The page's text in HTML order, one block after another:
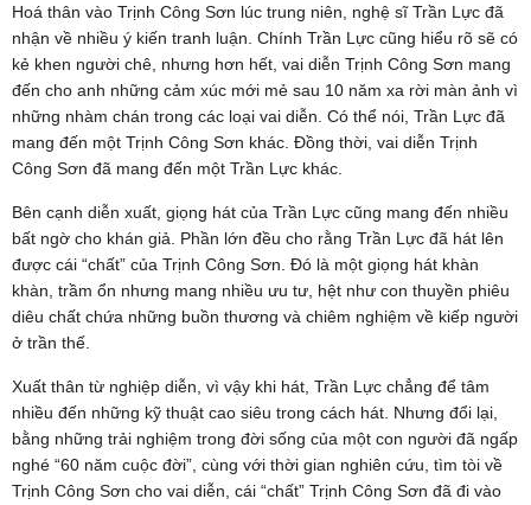
Hoá thân vào Trịnh Công Sơn lúc trung niên, nghệ sĩ Trần Lực đã
nhận về nhiều ý kiến tranh luận. Chính Trần Lực cũng hiểu rõ sẽ có
kẻ khen người chê, nhưng hơn hết, vai diễn Trịnh Công Sơn mang
đến cho anh những cảm xúc mới mẻ sau 10 năm xa rời màn ảnh vì
những nhàm chán trong các loại vai diễn. Có thể nói, Trần Lực đã
mang đến một Trịnh Công Sơn khác. Đồng thời, vai diễn Trịnh
Công Sơn đã mang đến một Trần Lực khác.
Bên cạnh diễn xuất, giọng hát của Trần Lực cũng mang đến nhiều
bất ngờ cho khán giả. Phần lớn đều cho rằng Trần Lực đã hát lên
được cái “chất” của Trịnh Công Sơn. Đó là một giọng hát khàn
khàn, trầm ổn nhưng mang nhiều ưu tư, hệt như con thuyền phiêu
diêu chất chứa những buồn thương và chiêm nghiệm về kiếp người
ở trần thế.
Xuất thân từ nghiệp diễn, vì vậy khi hát, Trần Lực chẳng để tâm
nhiều đến những kỹ thuật cao siêu trong cách hát. Nhưng đổi lại,
bằng những trải nghiệm trong đời sống của một con người đã ngấp
nghé “60 năm cuộc đời”, cùng với thời gian nghiên cứu, tìm tòi về
Trịnh Công Sơn cho vai diễn, cái “chất” Trịnh Công Sơn đã đi vào